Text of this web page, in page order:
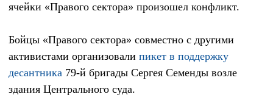
ячейки «Правого сектора» произошел конфликт.
Бойцы «Правого сектора» совместно с другими
активистами организовали пикет в поддержку
десантника 79-й бригады Сергея Семенды возле
здания Центрального суда.